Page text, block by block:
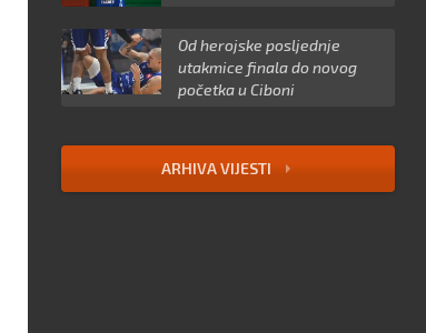
Od herojske posljednje
utakmice finala do novog
početka u Ciboni
ARHIVA VIJESTI